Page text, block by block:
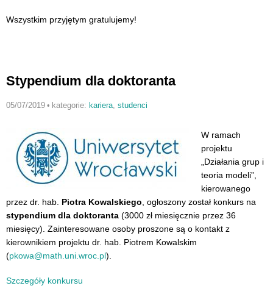
Wszystkim przyjętym gratulujemy!
Stypendium dla doktoranta
05/07/2019 • kategorie: kariera studenci
W ramach
projektu
„Działania grup i
teoria modeli”,
kierowanego
przez dr. hab. Piotra Kowalskiego , ogłoszony został konkurs na
stypendium dla doktoranta (3000 zł miesięcznie przez 36
miesięcy). Zainteresowane osoby proszone są o kontakt z
kierownikiem projektu dr. hab. Piotrem Kowalskim
(pkowa@math.uni.wroc.pl).
Szczegóły konkursu